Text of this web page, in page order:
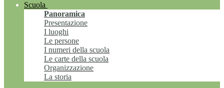
Scuola
Panoramica
Presentazione
I luoghi
Le persone
I numeri della scuola
Le carte della scuola
Organizzazione
La storia